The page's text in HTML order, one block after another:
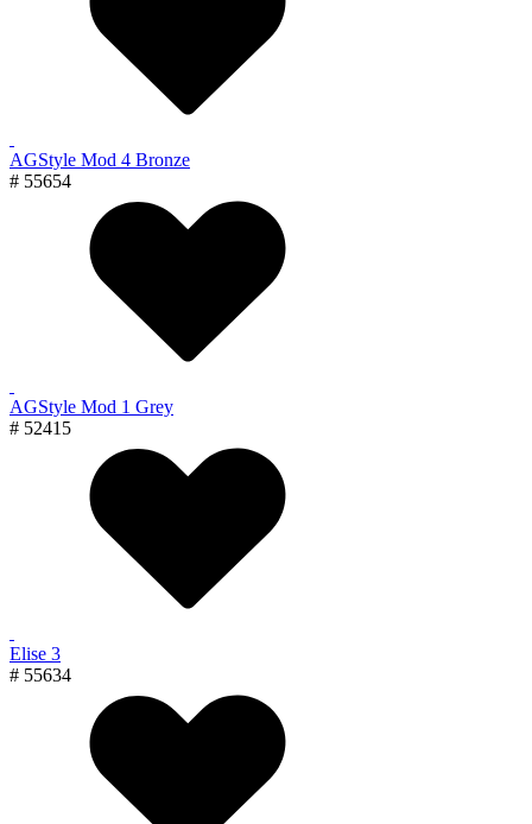
AGStyle Mod 4 Bronze
# 55654
AGStyle Mod 1 Grey
# 52415
Elise 3
# 55634